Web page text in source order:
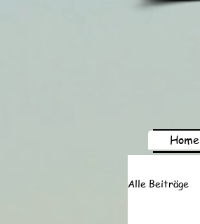
Home
Alle Beiträge